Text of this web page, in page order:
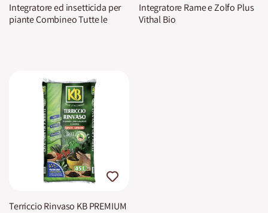
Integratore ed insetticida per
piante Combineo Tutte le
Integratore Rame e Zolfo Plus
Vithal Bio
Terriccio Rinvaso KB PREMIUM